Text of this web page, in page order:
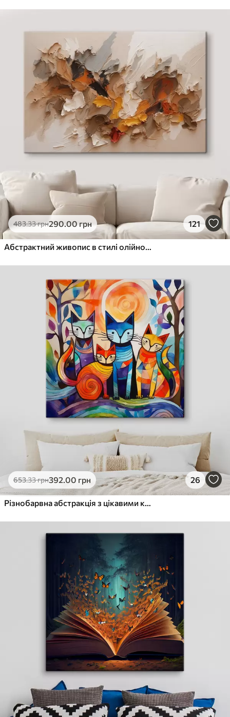
483.33грн290.00грн 121
Абстрактний живопис в стилі олійного живопису
653.33грн392.00 грн 26
Різнобарвна абстракція з цікавими котиками